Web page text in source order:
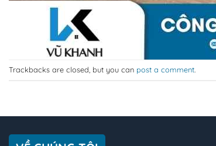
Trackbacks are closed, but you can post a comment.